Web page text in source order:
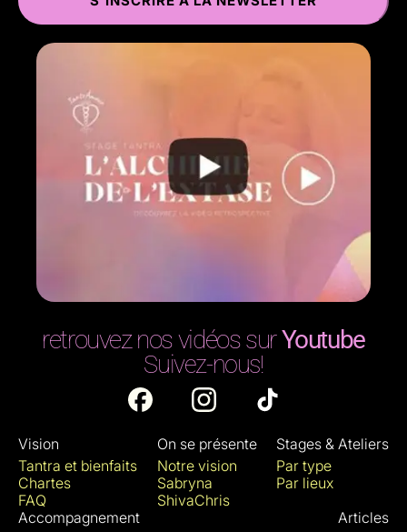
retrouvez nos vidéos surYoutube
Suivez-nous!
Vision
Tantra et bienfaits
Chartes
FAQ
On se présente
Notre vision
Sabryna
ShivaChris
Stages & Ateliers
Par type
Par lieux
Accompagnement
Articles